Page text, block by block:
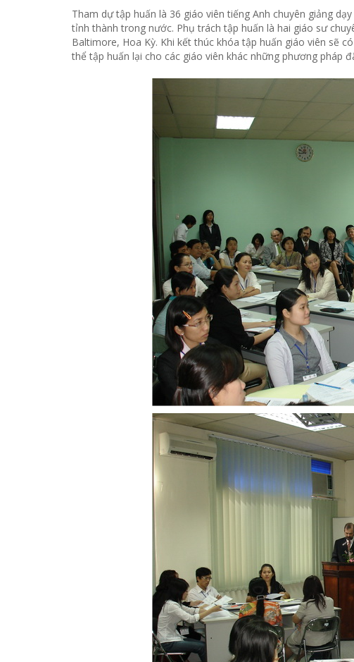
Tham dự tập huấn là 36 giáo viên tiếng Anh chuyên giảng
tỉnh thành trong nước. Phụ trách tập huấn là hai giáo sư
Baltimore, Hoa Kỳ. Khi kết thúc khóa tập huấn giáo viên sẽ
thể tập huấn lại cho các giáo viên khác những phương pháp